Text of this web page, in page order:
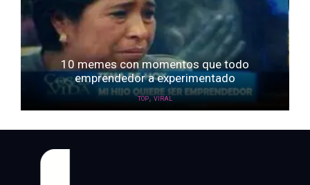
10 memes con momentos que todo
emprendedor a experimentado
TOP,VIRAL